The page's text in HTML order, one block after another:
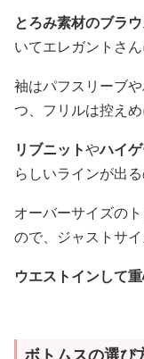
とろみ素材のブラ
いてエレガントさん
袖はパフスリーブ
つ、フリルは控え
リブニットやハイ
らしいラインが出る
オーバーサイズの
ので、ジャストサ
ウエストインして
ボトムスの選び